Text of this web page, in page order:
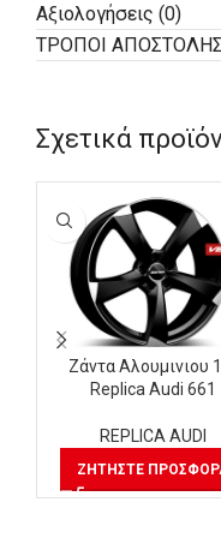
Αξιολογήσεις (0)
ΤΡΟΠΟΙ
Σχετικά
Ζάντα Αλουμινιου
Replica Audi 661
REPLICA AUDI
ΖΗΤΉΣΤΕ